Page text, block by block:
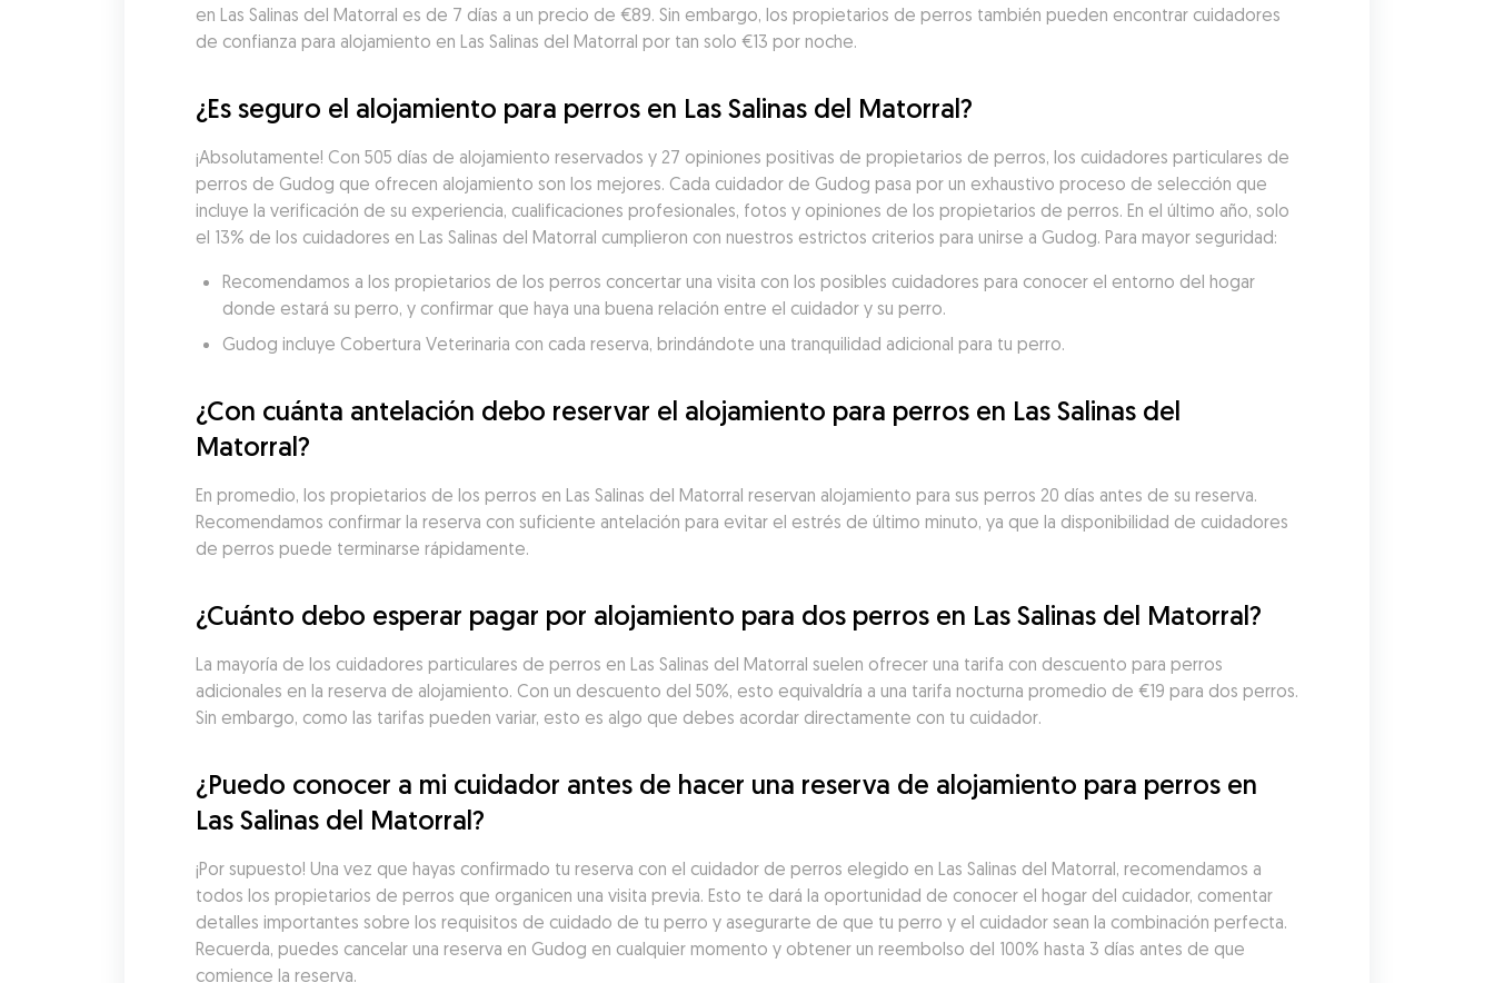
en Las Salinas del Matorral es de 7 días a un precio de €89. Sin embargo, los propietarios de perros también pueden encontrar cuidadores
de confianza para alojamiento en Las Salinas del Matorral por tan solo €13 por noche.
¿Es seguro el alojamiento para perros en Las Salinas del Matorral?
¡Absolutamente! Con 505 días de alojamiento reservados y 27 opiniones positivas de propietarios de perros, los cuidadores particulares de
perros de Gudog que ofrecen alojamiento son los mejores. Cada cuidador de Gudog pasa por un exhaustivo proceso de selección que
incluye la verificación de su experiencia, cualificaciones profesionales, fotos y opiniones de los propietarios de perros. En el último año, solo
el 13% de los cuidadores en Las Salinas del Matorral cumplieron con nuestros estrictos criterios para unirse a Gudog. Para mayor seguridad:
Recomendamos a los propietarios de los perros concertar una visita con los posibles cuidadores para conocer el entorno del hogar
donde estará su perro, y confirmar que haya una buena relación entre el cuidador y su perro.
Gudog incluye Cobertura Veterinaria con cada reserva, brindándote una tranquilidad adicional para tu perro.
¿Con cuánta antelación debo reservar el alojamiento para perros en Las Salinas del
Matorral?
En promedio, los propietarios de los perros en Las Salinas del Matorral reservan alojamiento para sus perros 20 días antes de su reserva.
Recomendamos confirmar la reserva con suficiente antelación para evitar el estrés de último minuto, ya que la disponibilidad de cuidadores
de perros puede terminarse rápidamente.
¿Cuánto debo esperar pagar por alojamiento para dos perros en Las Salinas del Matorral?
La mayoría de los cuidadores particulares de perros en Las Salinas del Matorral suelen ofrecer una tarifa con descuento para perros
adicionales en la reserva de alojamiento. Con un descuento del 50%, esto equivaldría a una tarifa nocturna promedio de €19 para dos perros.
Sin embargo, como las tarifas pueden variar, esto es algo que debes acordar directamente con tu cuidador.
¿Puedo conocer a mi cuidador antes de hacer una reserva de alojamiento para perros en
Las Salinas del Matorral?
¡Por supuesto! Una vez que hayas confirmado tu reserva con el cuidador de perros elegido en Las Salinas del Matorral, recomendamos a
todos los propietarios de perros que organicen una visita previa. Esto te dará la oportunidad de conocer el hogar del cuidador, comentar
detalles importantes sobre los requisitos de cuidado de tu perro y asegurarte de que tu perro y el cuidador sean la combinación perfecta.
Recuerda, puedes cancelar una reserva en Gudog en cualquier momento y obtener un reembolso del 100% hasta 3 días antes de que
comience la reserva.